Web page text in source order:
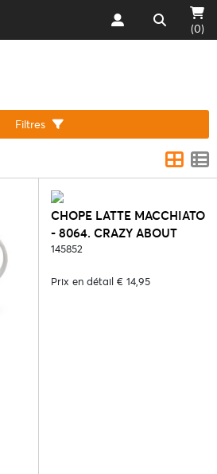
(0)
Filtres
CHOPE LATTE MACCHIATO
- 8064. CRAZY ABOUT
HORSES
145852
Prix en détail € 14,95